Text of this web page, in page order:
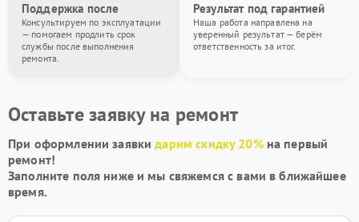
Поддержка после
Консультируем по эксплуатации
— помогаем продлить срок
службы после выполнения
ремонта.
Результат под гарантией
Наша работа направлена на
уверенный результат — берём
ответственность за итог.
Оставьте заявку на ремонт
При оформлении заявкидарим скидку 20%на первый
ремонт!
Заполните поля ниже и мы свяжемся с вами в ближайшее
время.